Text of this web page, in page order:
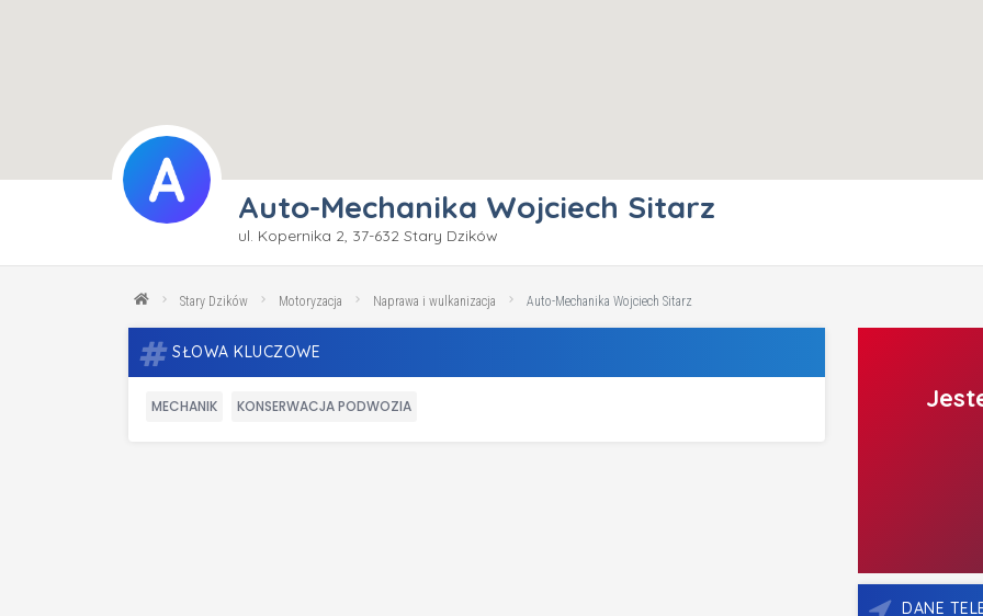
Auto-Mechanika Wojciech Sitarz
ul. Kopernika 2, 37-632 Stary Dzików
Stary Dzików Motoryzacja Naprawa i wulkanizacja Auto-Mechanika Wojciech Sitarz
SŁOWA KLUCZOWE
MECHANIK KONSERWACJA PODWOZIA
DANE